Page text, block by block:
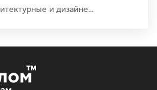
и дизайне...